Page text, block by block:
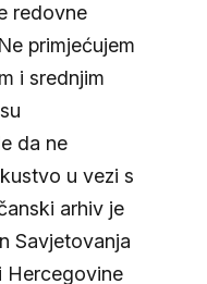
redovne
primjećujem
i srednjim
da ne
u vezi s
arhiv je
Savjetovanja
Hercegovine